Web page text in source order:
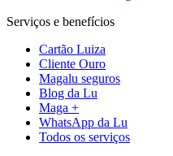
Serviços e benefícios
Cartão Luiza
Cliente Ouro
Magalu seguros
Blog da Lu
Maga +
WhatsApp da Lu
Todos os serviços